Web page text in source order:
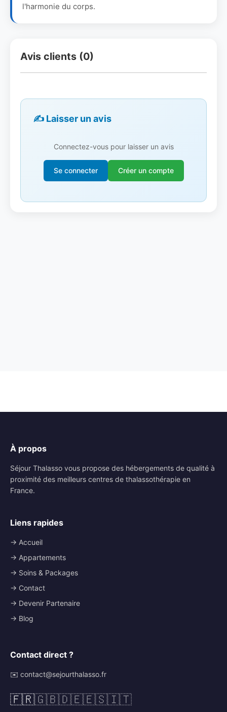
l'harmonie du corps.
Avis clients (0)
✍️ Laisser un avis
Connectez-vous pour laisser un avis
Se connecter Créer un compte
À propos
Séjour Thalasso vous propose des hébergements de qualité à
proximité des meilleurs centres de thalassothérapie en
France.
Liens rapides
→ Accueil
→ Appartements
→ Soins & Packages
→ Contact
→ Devenir Partenaire
→ Blog
Contact direct ?
✉️ contact@sejourthalasso.fr
🇫🇷🇬🇧🇩🇪🇪🇸🇮🇹